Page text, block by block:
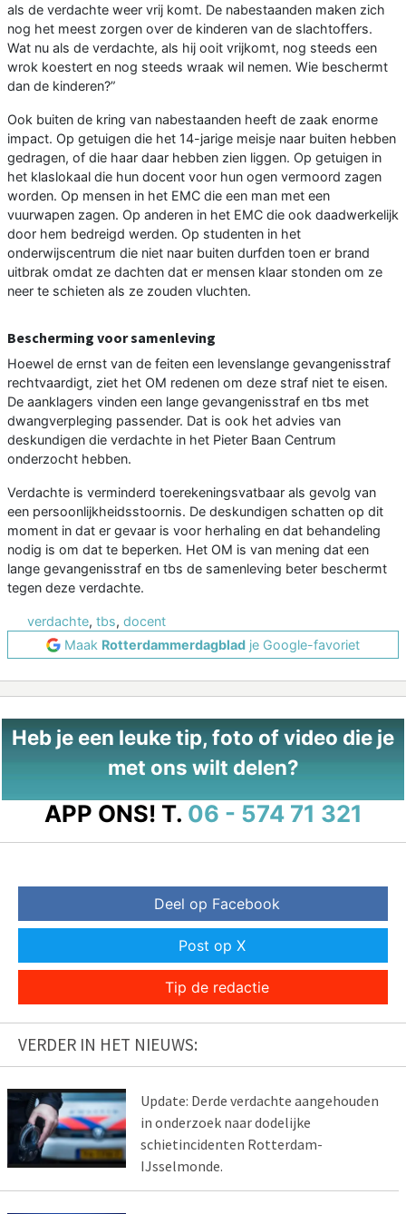
als de verdachte weer vrij komt. De nabestaanden maken zich
nog het meest zorgen over de kinderen van de slachtoffers.
Wat nu als de verdachte, als hij ooit vrijkomt, nog steeds een
wrok koestert en nog steeds wraak wil nemen. Wie beschermt
dan de kinderen?”
Ook buiten de kring van nabestaanden heeft de zaak enorme
impact. Op getuigen die het 14-jarige meisje naar buiten hebben
gedragen, of die haar daar hebben zien liggen. Op getuigen in
het klaslokaal die hun docent voor hun ogen vermoord zagen
worden. Op mensen in het EMC die een man met een
vuurwapen zagen. Op anderen in het EMC die ook daadwerkelijk
door hem bedreigd werden. Op studenten in het
onderwijscentrum die niet naar buiten durfden toen er brand
uitbrak omdat ze dachten dat er mensen klaar stonden om ze
neer te schieten als ze zouden vluchten.
Bescherming voor samenleving
Hoewel de ernst van de feiten een levenslange gevangenisstraf
rechtvaardigt, ziet het OM redenen om deze straf niet te eisen.
De aanklagers vinden een lange gevangenisstraf en tbs met
dwangverpleging passender. Dat is ook het advies van
deskundigen die verdachte in het Pieter Baan Centrum
onderzocht hebben.
Verdachte is verminderd toerekeningsvatbaar als gevolg van
een persoonlijkheidsstoornis. De deskundigen schatten op dit
moment in dat er gevaar is voor herhaling en dat behandeling
nodig is om dat te beperken. Het OM is van mening dat een
lange gevangenisstraf en tbs de samenleving beter beschermt
tegen deze verdachte.
verdachte, tbs, docent
Maak Rotterdammerdagblad je Google-favoriet
Heb je een leuke tip, foto of video die je
met ons wilt delen?
APP ONS! T. 06 - 574 71 321
Deel op Facebook
Post op X
Tip de redactie
VERDER IN HET NIEUWS:
Update: Derde verdachte aangehouden
in onderzoek naar dodelijke
schietincidenten Rotterdam-
IJsselmonde.